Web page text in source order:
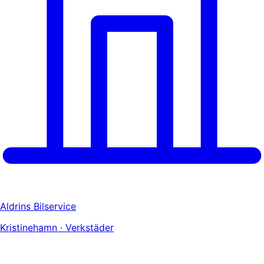
Aldrins Bilservice
Kristinehamn · Verkstäder